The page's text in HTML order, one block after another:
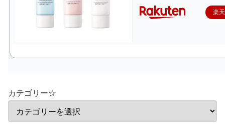
楽
カテゴリー☆